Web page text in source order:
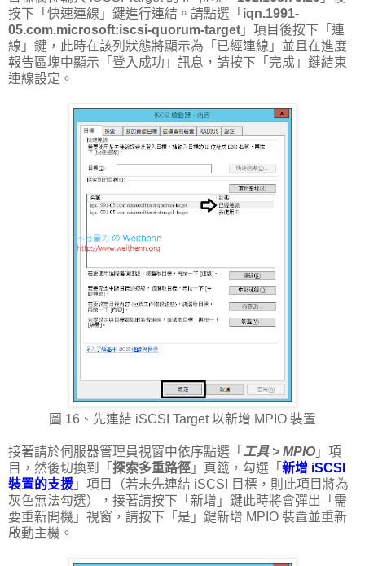
按下「快速連線」鍵進行連結。請點選「 iqn.1991-
05.com.microsoft:iscsi-quorum-target 」項目後按下「連
線」鍵，此時在該列狀態將顯示為「已經連線」並且在進度
報告區塊中顯示「登入成功」訊息，請按下「完成」鍵結束
連線設定。
圖 16、先連結 iSCSI Target 以新增 MPIO 裝置
接著請於伺服器管理員視窗中依序點選「 工具 > MPIO」項
目，然後切換到「 探索多重路徑 」頁籤，勾選「 新增 iSCSI
裝置的支援 」項目（若未先連結 iSCSI 目標，則此項目將為
灰色無法勾選），接著請按下「新增」鍵此時將會彈出「需
要重新開機」視窗，請按下「是」鍵新增 MPIO 裝置並重新
啟動主機。